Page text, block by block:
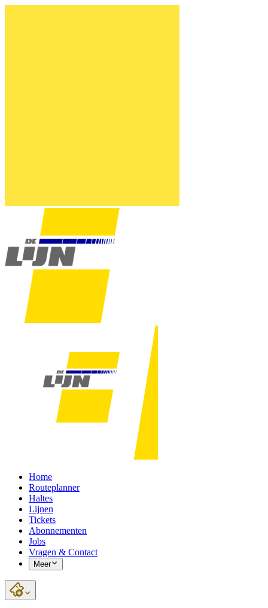
Home
Routeplanner
Haltes
Lijnen
Tickets
Abonnementen
Jobs
Vragen & Contact
Meer